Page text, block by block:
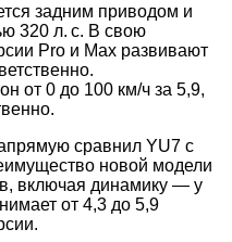
задним приводом и
320 л. с. В свою
Pro и Max развивают
от 0 до 100 км/ч за 5,9,
сравнил YU7 с
новой модели
включая динамику — у
от 4,3 до 5,9